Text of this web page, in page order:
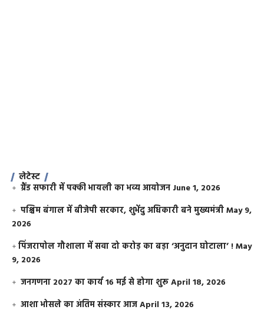
लेटेस्ट
ग्रैंड सफारी में पक्की भायली का भव्य आयोजन June 1, 2026
पश्चिम बंगाल में बीजेपी सरकार, शुभेंदु अधिकारी बने मुख्यमंत्रीMay 9,
2026
​पिंजरापोल गौशाला में सवा दो करोड़ का बड़ा ‘अनुदान घोटाला’ !May
9, 2026
जनगणना 2027 का कार्य 16 मई से होगा शुरूApril 18, 2026
आशा भोसले का अंतिम संस्कार आजApril 13, 2026